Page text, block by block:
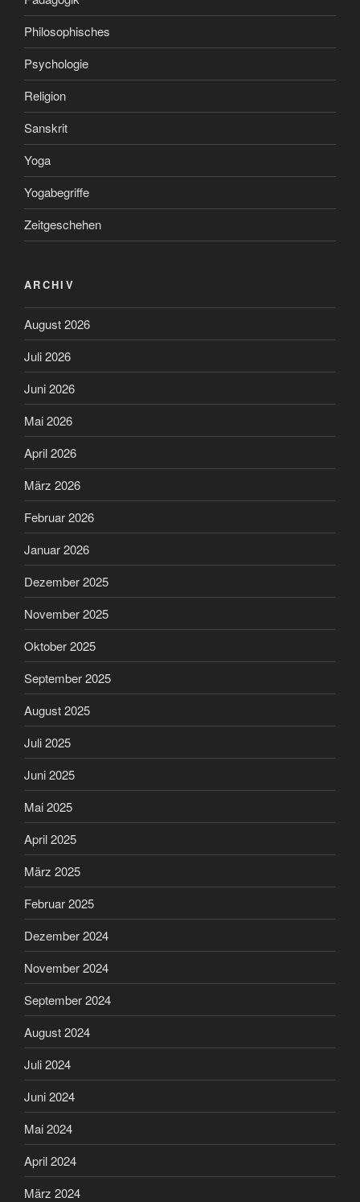
Philosophisches
Psychologie
Religion
Sanskrit
Yoga
Yogabegriffe
Zeitgeschehen
ARCHIV
August 2026
Juli 2026
Juni 2026
Mai 2026
April 2026
März 2026
Februar 2026
Januar 2026
Dezember 2025
November 2025
Oktober 2025
September 2025
August 2025
Juli 2025
Juni 2025
Mai 2025
April 2025
März 2025
Februar 2025
Dezember 2024
November 2024
September 2024
August 2024
Juli 2024
Juni 2024
Mai 2024
April 2024
März 2024